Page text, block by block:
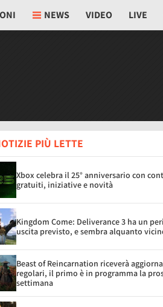
NEWS VIDEO LIVE
PIÙ LETTE
Xbox celebra il 25° anniversario con
gratuiti, iniziative e novità
Kingdom Come: Deliverance 3 ha un
uscita previsto, e sembra alquanto
Beast of Reincarnation riceverà
regolari, il primo è in programma la
settimana